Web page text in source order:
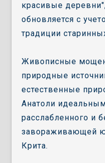
красивые
обновляется с
традиции
Живописные
природные
естественные
Анатоли
расслабленного и
завораживающей
Крита.